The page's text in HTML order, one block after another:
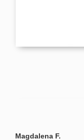
Magdalena F.